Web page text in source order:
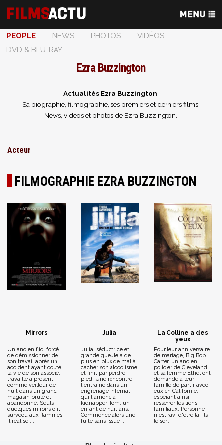
PEOPLE NEWS PHOTOS
VIDÉOS
DVD & BLU-RAY
Ezra Buzzington
Actualités Ezra Buzzington
Sa biographie, filmographie, ses premiers et derniers films.
News, vidéos et photos de Ezra Buzzington.
Acteur
FILMOGRAPHIE EZRA BUZZINGTON
Mirrors
Un ancien flic, forcé
de démissionner de
son travail après un
accident ayant couté
la vie de son associé,
travaille à présent
comme veilleur de
nuit dans un grand
magasin brûlé et
abandonné. Seuls
quelques miroirs ont
survécu aux flammes.
Il réalise ...
Julia
Julia, séductrice et
grande gueule a de
plus en plus de mal à
cacher son alcoolisme
et finit par perdre
pied. Une rencontre
l'entraîne dans un
engrenage infernal
qui l'amène à
kidnapper Tom, un
enfant de huit ans.
Commence alors une
fuite sans issue ...
La Colline a des
yeux
Pour leur anniversaire
de mariage, Big Bob
Carter, un ancien
policier de Cleveland,
et sa femme Ethel ont
demandé à leur
famille de partir avec
eux en Californie,
espérant ainsi
resserrer les liens
familiaux. Personne
n'est ravi d'être là. Ils
le ser...